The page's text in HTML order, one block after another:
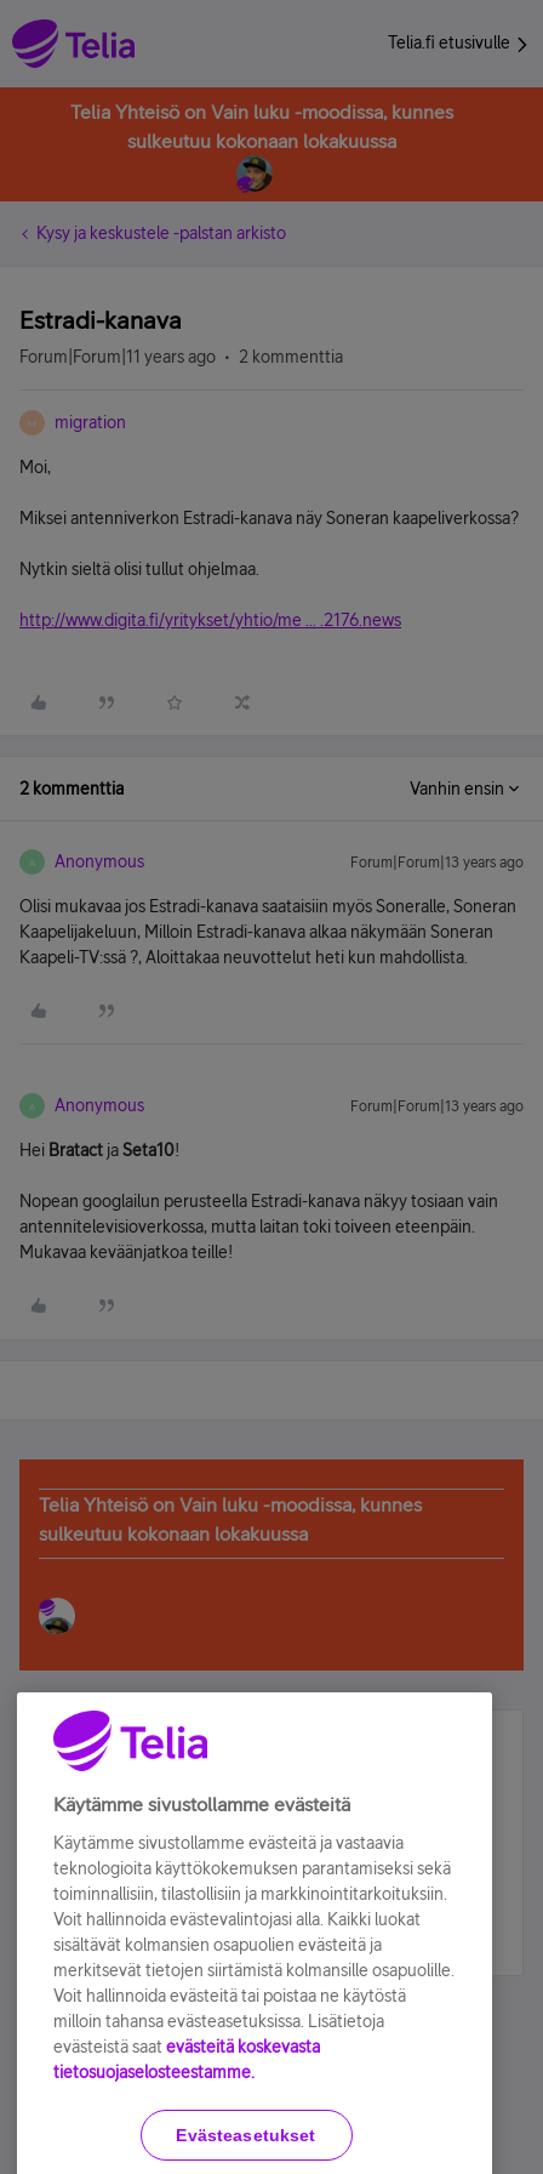
Telia.fi etusivulle
Telia Yhteisö on Vain luku -moodissa, kunnes
sulkeutuu kokonaan lokakuussa
Kysy ja keskustele -palstan arkisto
Estradi-kanava
Forum|Forum|11 years ago 2 kommenttia
M migration
Moi,
Miksei antenniverkon Estradi-kanava näy Soneran kaapeliverkossa?
Nytkin sieltä olisi tullut ohjelmaa.
http://www.digita.fi/yritykset/yhtio/me ... .2176.news
2 kommenttia Vanhin ensin
A Anonymous Forum|Forum|13 years ago
Olisi mukavaa jos Estradi-kanava saataisiin myös Soneralle, Soneran
Kaapelijakeluun, Milloin Estradi-kanava alkaa näkymään Soneran
Kaapeli-TV:ssä ?, Aloittakaa neuvottelut heti kun mahdollista.
A Anonymous Forum|Forum|13 years ago
Hei Bratact jaSeta10!
Nopean googlailun perusteella Estradi-kanava näkyy tosiaan vain
antennitelevisioverkossa, mutta laitan toki toiveen eteenpäin.
Mukavaa keväänjatkoa teille!
Telia Yhteisö on Vain luku -moodissa, kunnes
sulkeutuu kokonaan lokakuussa
Älä jää paitsi – osallistu ja voita!
Tilaa Telian uutiskirje ja olet mukana arvonnassa.
sähköpostiisi.
Tilaa nyt
Käyttöehdot Accessibility statement
Käytämme sivustollamme evästeitä
Käytämme sivustollamme evästeitä ja vastaavia
teknologioita käyttökokemuksen parantamiseksi sekä
toiminnallisiin, tilastollisiin ja markkinointitarkoituksiin.
Voit hallinnoida evästevalintojasi alla. Kaikki luokat
sisältävät kolmansien osapuolien evästeitä ja
merkitsevät tietojen siirtämistä kolmansille osapuolille.
Voit hallinnoida evästeitä tai poistaa ne käytöstä
milloin tahansa evästeasetuksissa. Lisätietoja
evästeistä saat evästeitä koskevasta
tietosuojaselosteestamme.
Evästeasetukset